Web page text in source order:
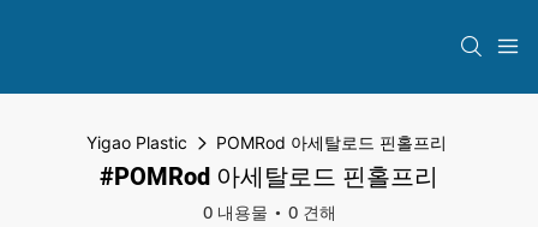
Yigao Plastic POMRod 아세탈로드 핀홀프리
#POMRod 아세탈로드 핀홀프리
0 내용물 0 견해